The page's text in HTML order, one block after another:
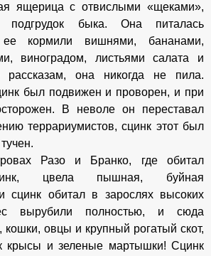
ящерица с отвислыми «щеками»,
подгрудок быка. Она питалась
кормили вишнями, бананами,
виноградом, листьями салата и
она никогда не пила.
был подвижен и проворен, и при
В неволе он переставал
террариумистов, сцинк этот был
Разо и Бранко, где обитал
цвела пышная, буйная
и сцинк обитал в зарослях высоких
вырубили полностью, и сюда
кошки, овцы и крупный рогатый скот,
крысы и зеленые мартышки! Сцинк